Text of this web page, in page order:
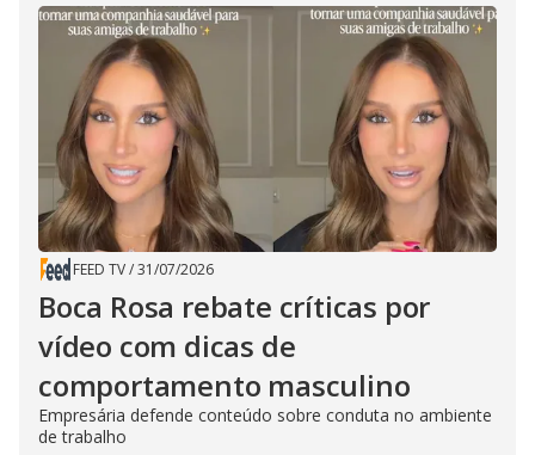
FEED TV/31/07/2026
Boca Rosa rebate críticas por
vídeo com dicas de
comportamento masculino
Empresária defende conteúdo sobre conduta no ambiente
de trabalho